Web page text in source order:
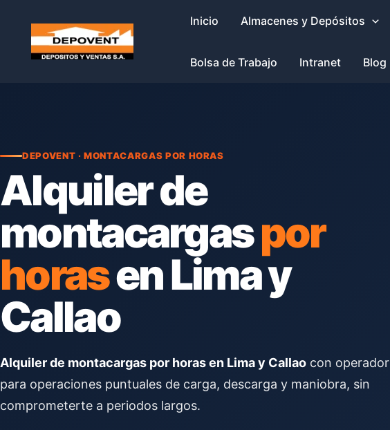
content
Inicio Almacenes y Depósitos
Bolsa de Trabajo Intranet Blog
DEPOVENT · MONTACARGAS POR HORAS
Alquiler de
montacargaspor
horasen Lima y
Callao
Alquiler de montacargas por horas en Lima y Callao con operador
para operaciones puntuales de carga, descarga y maniobra, sin
comprometerte a periodos largos.